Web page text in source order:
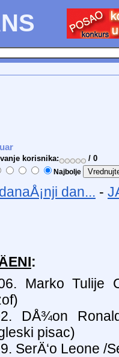
korisnika: / 0
Najbolje
dan... -
:
Marko Tulije
DÅ¾on
pisac)
SerÄ‘o Leone /